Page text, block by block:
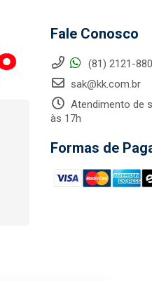
Fale Conosco
(81) 2121-
sak@kk.com.br
Atendimento de
às 17h
Formas de